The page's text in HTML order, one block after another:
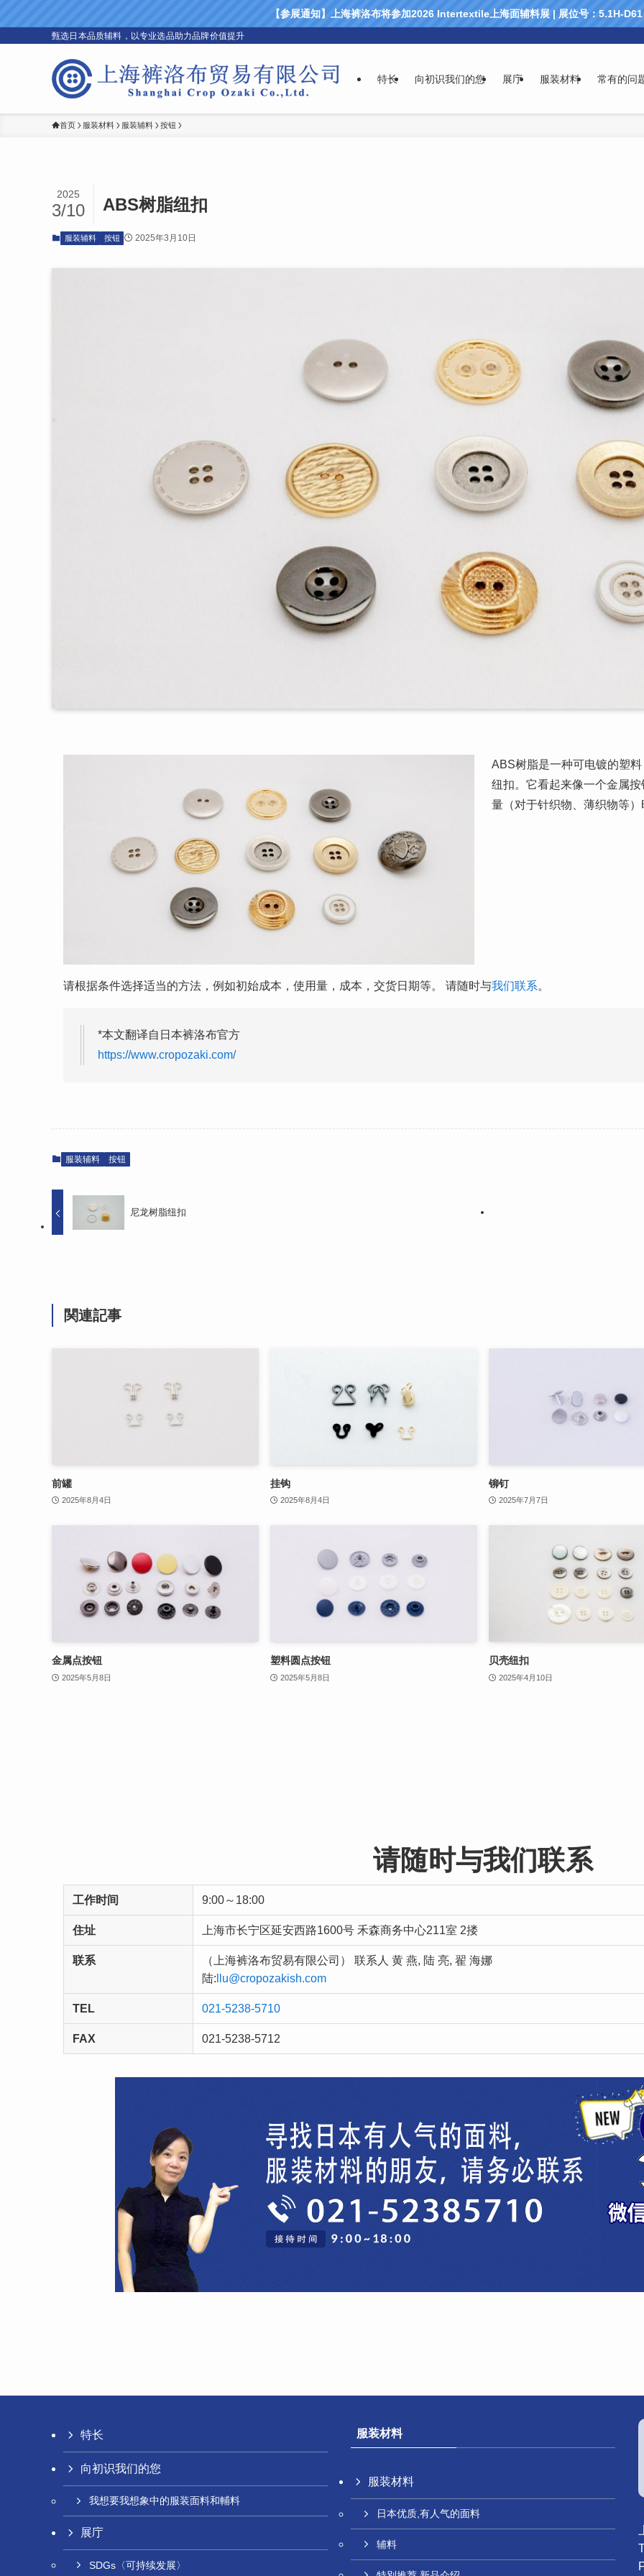
【参展通知】上海裤洛布将参加2026 Intertextile上海面辅料展 | 展位号：5.1H-
甄选日本品质辅料，以专业选品助力品牌价值提升
特长 向初识我们的您 展庁 服装材料 常有的问
首页 服装材料 服装辅料 按钮
ABS树脂纽扣
2025
3/10
服装辅料 按钮 2025年3月10日
ABS树脂是一种可电镀的塑
纽扣。它看起来像一个金属
量（对于针织物、薄织物等
请根据条件选择适当的方法，例如初始成本，使用量，成本，交货日期等。 请随时与我们联系。
*本文翻译自日本裤洛布官方
https://www.cropozaki.com/
服装辅料 按钮
尼龙树脂纽扣
関連記事
前罐
2025年8月4日
挂钩
2025年8月4日
铆钉
2025年7月7日
金属点按钮
2025年5月8日
塑料圆点按钮
2025年5月8日
贝壳纽扣
2025年4月10日
请随时与我们联系
工作时间 9:00～18:00
住址 上海市长宁区延安西路1600号 禾森商务中心211室 2搂
联系
（上海裤洛布贸易有限公司） 联系人 黄 燕, 陆 亮, 翟 海娜
陆: llu@cropozakish.com
TEL 021-5238-5710
FAX 021-5238-5712
特长
向初识我们的您
我想要我想象中的服装面料和輔料
展庁
SDGs〈可持续发展〉
服装材料
服装材料
日本优质,有人气的面料
辅料